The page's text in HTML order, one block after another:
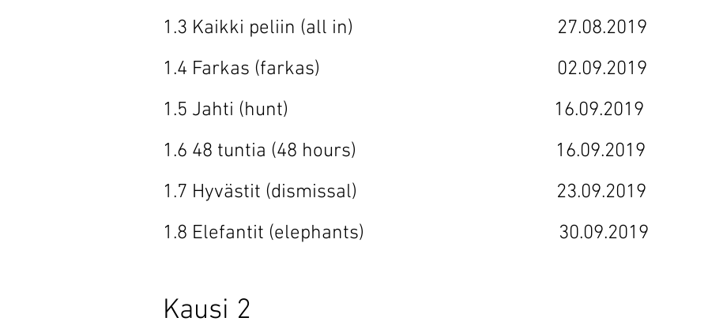
1.3 Kaikki peliin (all in) 27.08.2019
1.4 Farkas (farkas) 02.09.2019
1.5 Jahti (hunt) 16.09.2019
1.6 48 tuntia (48 hours) 16.09.2019
1.7 Hyvästit (dismissal) 23.09.2019
1.8 Elefantit (elephants) 30.09.2019
Kausi 2